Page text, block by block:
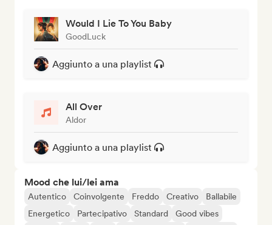
Would I Lie To You Baby
GoodLuck
Aggiunto a una playlist
All Over
Aldor
Aggiunto a una playlist
Mood che lui/lei ama
Autentico Coinvolgente Freddo Creativo
Ballabile
Energetico
Partecipativo Standard
Good vibes